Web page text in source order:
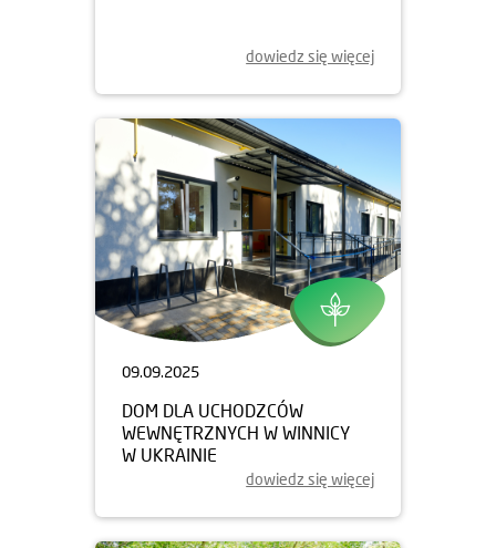
dowiedz się więcej
09.09.2025
DOM DLA UCHODZCÓW
WEWNĘTRZNYCH W WINNICY
W UKRAINIE
dowiedz się więcej